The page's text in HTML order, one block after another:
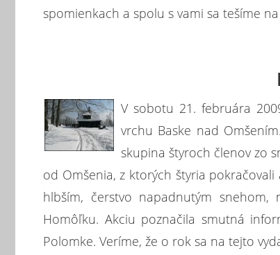
spomienkach a spolu s vami sa tešíme
V sobotu 21. februára
vrchu Baske nad
skupina štyroch členov zo
od Omšenia, z ktorých štyria
hlbším, čerstvo napadnutým
Homôľku. Akciu poznačila smutná
Polomke. Veríme, že o rok sa na tejto